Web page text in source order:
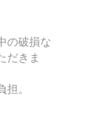
の破損な
だきま
。